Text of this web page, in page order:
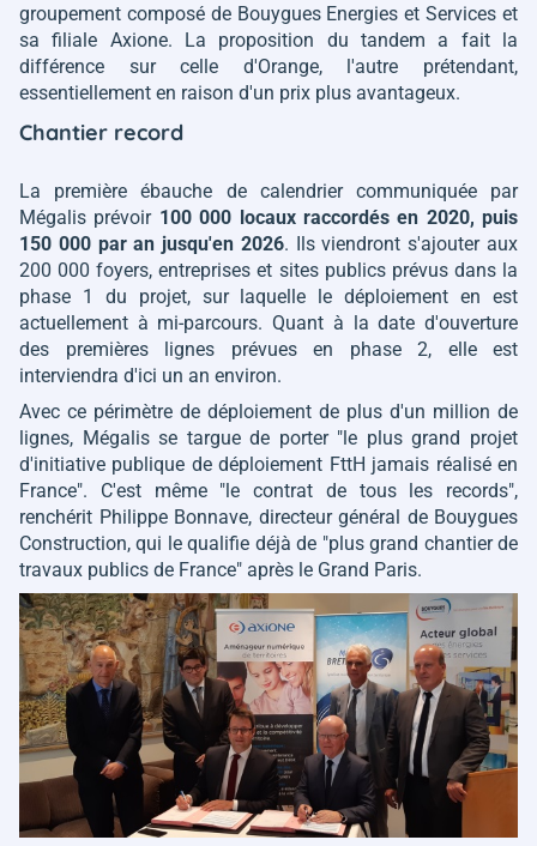
groupement composé de Bouygues Energies et Services et
sa filiale Axione. La proposition du tandem a fait la
différence sur celle d'Orange, l'autre prétendant,
essentiellement en raison d'un prix plus avantageux.
Chantier record
La première ébauche de calendrier communiquée par
Mégalis prévoir 100 000 locaux raccordés en 2020, puis
150 000 par an jusqu'en 2026. Ils viendront s'ajouter aux
200 000 foyers, entreprises et sites publics prévus dans la
phase 1 du projet, sur laquelle le déploiement en est
actuellement à mi-parcours. Quant à la date d'ouverture
des premières lignes prévues en phase 2, elle est
interviendra d'ici un an environ.
Avec ce périmètre de déploiement de plus d'un million de
lignes, Mégalis se targue de porter "le plus grand projet
d'initiative publique de déploiement FttH jamais réalisé en
France". C'est même "le contrat de tous les records",
renchérit Philippe Bonnave, directeur général de Bouygues
Construction, qui le qualifie déjà de "plus grand chantier de
travaux publics de France" après le Grand Paris.